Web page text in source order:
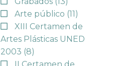
Arte público (11)
XIII Certamen de
Artes Plásticas UNED
2003 (8)